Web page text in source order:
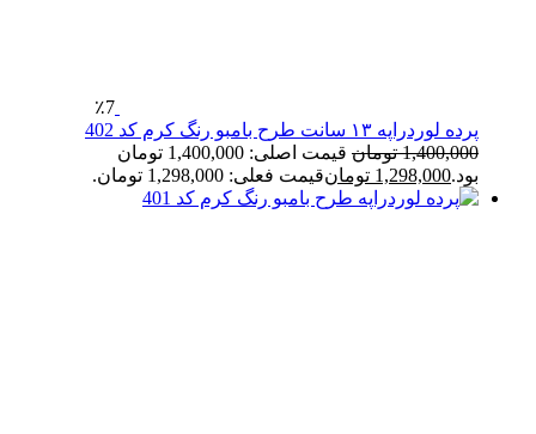
٪7
پرده لوردراپه ۱۳ سانت طرح بامبو رنگ کرم کد 402
1,400,000 تومان
قیمت اصلی: 1,400,000 تومان
بود.1,298,000 تومانقیمت فعلی: 1,298,000 تومان.